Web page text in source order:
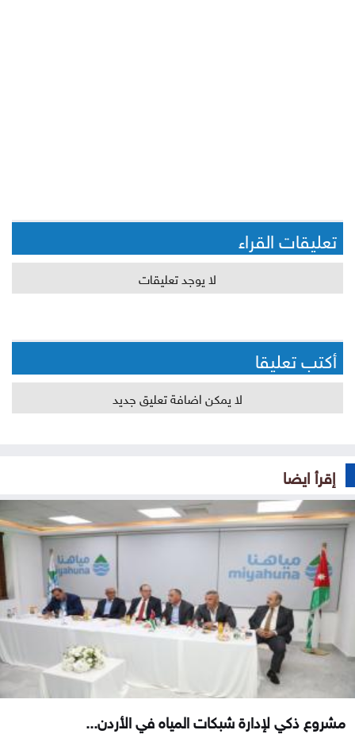
تعليقات القراء
لا يوجد تعليقات
أكتب تعليقا
لا يمكن اضافة تعليق جديد
إقرأ ايضا
مشروع ذكي لإدارة شبكات المياه في الأردن...